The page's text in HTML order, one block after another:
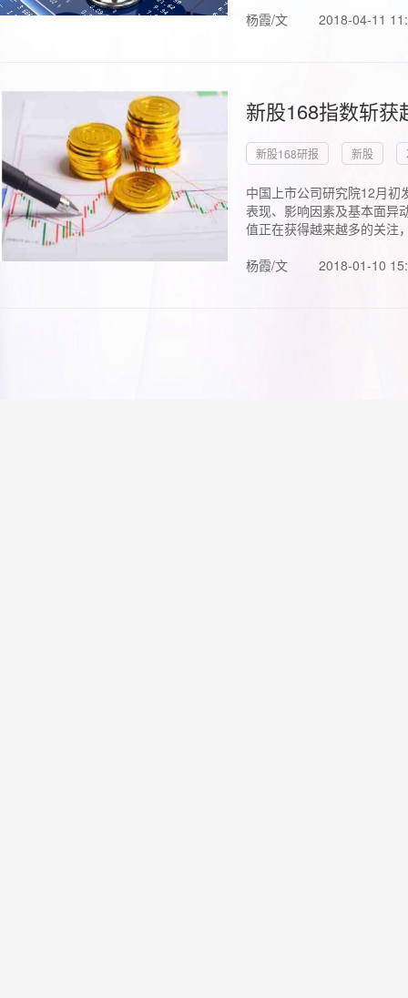
杨霞/文 2018-04-11
新股168指数斩
新股168研报 新股
中国上市公司研究院12月初
表现、影响因素及基本面异
值正在获得越来越多的关注
杨霞/文
2018-01-10